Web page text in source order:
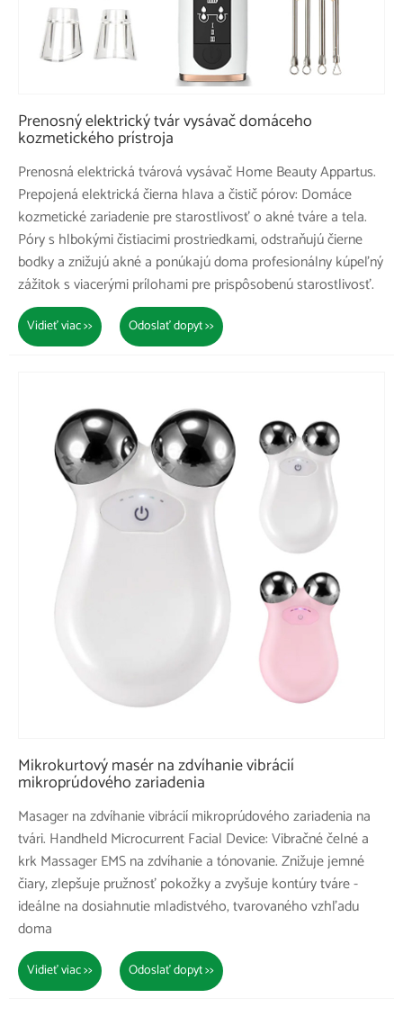
Prenosný elektrický tvár vysávač domáceho
kozmetického prístroja
Prenosná elektrická tvárová vysávač Home Beauty Appartus.
Prepojená elektrická čierna hlava a čistič pórov: Domáce
kozmetické zariadenie pre starostlivosť o akné tváre a tela.
Póry s hlbokými čistiacimi prostriedkami, odstraňujú čierne
bodky a znižujú akné a ponúkajú doma profesionálny kúpeľný
zážitok s viacerými prílohami pre prispôsobenú starostlivosť.
Vidieť viac >> Odoslať dopyt >>
Mikrokurtový masér na zdvíhanie vibrácií
mikroprúdového zariadenia
Masager na zdvíhanie vibrácií mikroprúdového zariadenia na
tvári. Handheld Microcurrent Facial Device: Vibračné čelné a
krk Massager EMS na zdvíhanie a tónovanie. Znižuje jemné
čiary, zlepšuje pružnosť pokožky a zvyšuje kontúry tváre -
ideálne na dosiahnutie mladistvého, tvarovaného vzhľadu
doma
Vidieť viac >> Odoslať dopyt >>